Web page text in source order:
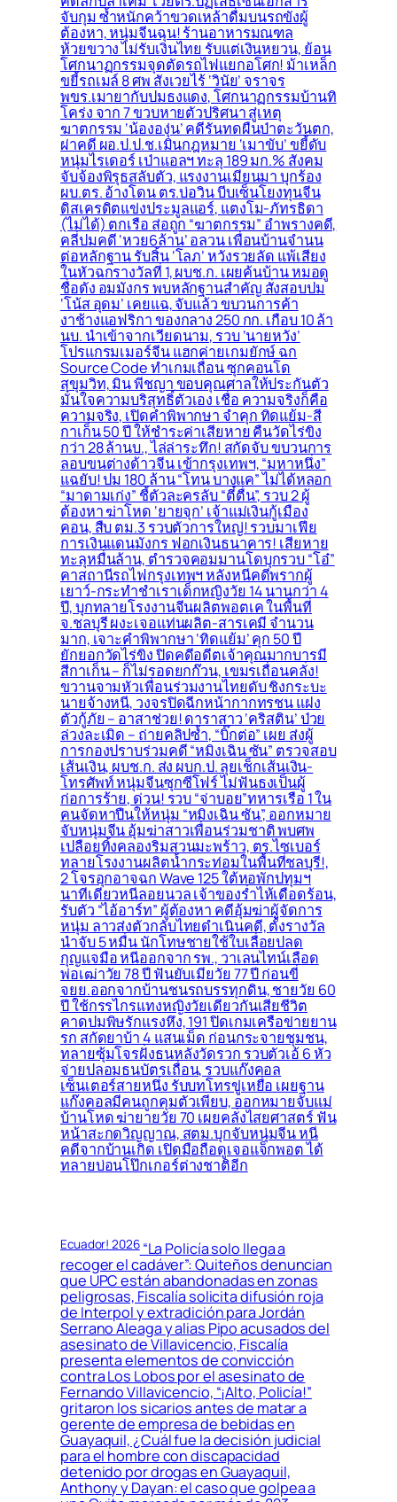
จับกุม ซ้ำหนักคว้าขวดเหล้าดื่มบนรถขังผู้
ต้องหา, หนุ่มจีนฉุน! ร้านอาหารมณฑล
ห้วยขวาง ไม่รับเงินไทย รับแต่เงินหยวน, ย้อน
โศกนาฏกรรมจุดตัดรถไฟแยกอโศก! ม้าเหล็ก
ขยี้รถเมล์ 8 ศพ สังเวยไร้ ‘วินัย’ จราจร
พขร.เมายากับปมธงแดง, โศกนาฏกรรมบ้านทิ
โคร่ง จาก 7 ขวบหายตัวปริศนา สู่เหตุ
ฆาตกรรม ‘น้ององุ่น’ คดีรันทดผืนป่าตะวันตก,
ผ่าคดี ผอ.ป.ป.ช.เมินกฎหมาย ‘เมาขับ’ ขยี้ดับ
หนุ่มไรเดอร์ เป่าแอลฯ ทะลุ 189 มก.% สังคม
จับจ้องพิรุธสลับตัว, แรงงานเมียนมา บุกร้อง
ผบ.ตร. อ้างโดน ตร.บ่อวิน บีบเซ็นโยงทุนจีน
ดิสเครดิตแข่งประมูลแอร์, แตงโม-ภัทรธิดา
(ไม่ได้) ตกเรือ ส่อถูก “ฆาตกรรม” อำพรางคดี,
คลี่ปมคดี ‘หวย6ล้าน’ อลวน เพื่อนบ้านจำนน
ต่อหลักฐาน รับสิ้น ‘โลภ’ หวังรวยลัด แพ้เสียง
ในหัวฉกรางวัลที่ 1, ผบช.ก. เผยค้นบ้าน หมอดู
ชื่อดัง อมมังกร พบหลักฐานสำคัญ สั่งสอบปม
‘โน้ส อุดม’ เคยแฉ, จับแล้ว ขบวนการค้า
งาช้างแอฟริกา ของกลาง 250 กก. เกือบ 10 ล้า
นบ. นำเข้าจากเวียดนาม, รวบ ‘นายหวัง’
โปรแกรมเมอร์จีน แฮกค่ายเกมยักษ์ ฉก
Source Code ทำเกมเถื่อน ซุกคอนโด
สุขุมวิท, มิน พีชญา ขอบคุณศาลให้ประกันตัว
มั่นใจความบริสุทธิ์ตัวเอง เชื่อ ความจริงก็คือ
ความจริง, เปิดคำพิพากษา จำคุก ทิดแย้ม-สี
กาเก็น 50 ปี ให้ชำระค่าเสียหาย คืนวัดไร่ขิง
กว่า 28 ล้านบ., ไล่ล่าระทึก! สกัดจับ ขบวนการ
ลอบขนต่างด้าวจีน เข้ากรุงเทพฯ, “มหาหนึ่ง”
แฉยับ! ปม 180 ล้าน “โทน บางแค” ไม่ได้หลอก
“มาดามเก่ง” ชี้ตัวละครลับ “ตี๋ตื่น”, รวบ 2 ผู้
ต้องหา ฆ่าโหด ‘ยายจุก’ เจ้าแม่เงินกู้เมือง
คอน, สืบ ตม.3 รวบตัวการใหญ่! รวบมาเฟีย
การเงินแดนมังกร ฟอกเงินธนาคาร! เสียหาย
ทะลุหมื่นล้าน, ตำรวจคอมมานโดบุกรวบ “โอ๋”
คาสถานีรถไฟกรุงเทพฯ หลังหนีคดีพรากผู้
เยาว์-กระทำชำเราเด็กหญิงวัย 14 นานกว่า 4
ปี, บุกทลายโรงงานจีนผลิตพอตเค ในพื้นที่
จ.ชลบุรี ผงะเจอแท่นผลิต-สารเคมี จำนวน
มาก, เจาะคำพิพากษา ‘ทิดแย้ม’ คุก 50 ปี
ยักยอกวัดไร่ขิง ปิดคดีอดีตเจ้าคุณมากบารมี
สีกาเก็น – ก็ไม่รอดยกก๊วน, เขมรเถื่อนคลั่ง!
ขวานจามหัวเพื่อนร่วมงานไทยดับ ชิงกระบะ
นายจ้างหนี, วงจรปิดฉีกหน้ากากทรชน แฝง
ตัวกู้ภัย – อาสาช่วย! ดาราสาว ‘คริสติน’ ป่วย
ล่วงละเมิด – ถ่ายคลิปซ้ำ, “บิ๊กต่อ” เผย ส่งผู้
การกองปราบร่วมคดี “หมิงเฉิน ซัน” ตรวจสอบ
เส้นเงิน, ผบช.ก. ส่ง ผบก.ป. ลุยเช็กเส้นเงิน-
โทรศัพท์ หนุ่มจีนซุกซีโฟร์ ไม่ฟันธงเป็นผู้
ก่อการร้าย, ด่วน! รวบ “จ่าบอย”ทหารเรือ 1 ใน
คนจัดหาปืนให้หนุ่ม “หมิงเฉิน ซัน”, ออกหมาย
จับหนุ่มจีน อุ้มฆ่าสาวเพื่อนร่วมชาติ พบศพ
เปลือยทิ้งคลองริมสวนมะพร้าว, ตร.ไซเบอร์
ทลายโรงงานผลิตน้ำกระท่อมในพื้นที่ชลบุรี!,
2 โจรอุกอาจฉก Wave 125 ใต้หอพักปทุมฯ
นาทีเดียวหนีลอยนวล เจ้าของร่ำไห้เดือดร้อน,
รับตัว “ไอ้อาร์ท” ผู้ต้องหา คดีอุ้มฆ่าผู้จัดการ
หนุ่ม ลาวส่งตัวกลับไทยดำเนินคดี, ตั้งรางวัล
นำจับ 5 หมื่น นักโทษชายใช้ใบเลื่อยปลด
กุญแจมือ หนีออกจาก รพ., วาเลนไทน์เลือด
พ่อเฒ่าวัย 78 ปี ฟันยับเมียวัย 77 ปี ก่อนขี่
จยย.ออกจากบ้านชนรถบรรทุกดิน, ชายวัย 60
ปี ใช้กรรไกรแทงหญิงวัยเดียวกันเสียชีวิต
คาดปมพิษรักแรงหึง, 191 ปิดเกมเครือข่ายยาน
รก สกัดยาบ้า 4 แสนเม็ด ก่อนกระจายชุมชน,
ทลายซุ้มโจรฝั่งธนหลังวัดรวก รวบตัวเอ้ 6 หัว
จ่ายปลอมธนบัตรเถื่อน, รวบแก๊งคอล
เซ็นเตอร์สายหนึ่ง รับบทโทรขู่เหยื่อ เผยฐาน
แก๊งคอลมีคนถูกคุมตัวเพียบ, ออกหมายจับแม่
บ้านโหด ฆ่ายายวัย 70 เผยคลั่งไสยศาสตร์ ฟัน
หน้าสะกดวิญญาณ, สตม.บุกจับหนุ่มจีน หนี
คดีจากบ้านเกิด เปิดมือถือดูเจอแจ็กพอต ได้
ทลายบ่อนโป๊กเกอร์ต่างชาติอีก
Ecuador! 2026“La Policía solo llega a
recoger el cadáver”: Quiteños denuncian
que UPC están abandonadas en zonas
peligrosas, Fiscalía solicita difusión roja
de Interpol y extradición para Jordán
Serrano Aleaga y alias Pipo acusados del
asesinato de Villavicencio, Fiscalía
presenta elementos de convicción
contra Los Lobos por el asesinato de
Fernando Villavicencio, “¡Alto, Policía!”
gritaron los sicarios antes de matar a
gerente de empresa de bebidas en
Guayaquil, ¿Cuál fue la decisión judicial
para el hombre con discapacidad
detenido por drogas en Guayaquil,
Anthony y Dayan: el caso que golpea a